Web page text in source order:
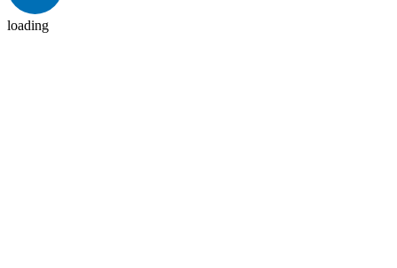
loading